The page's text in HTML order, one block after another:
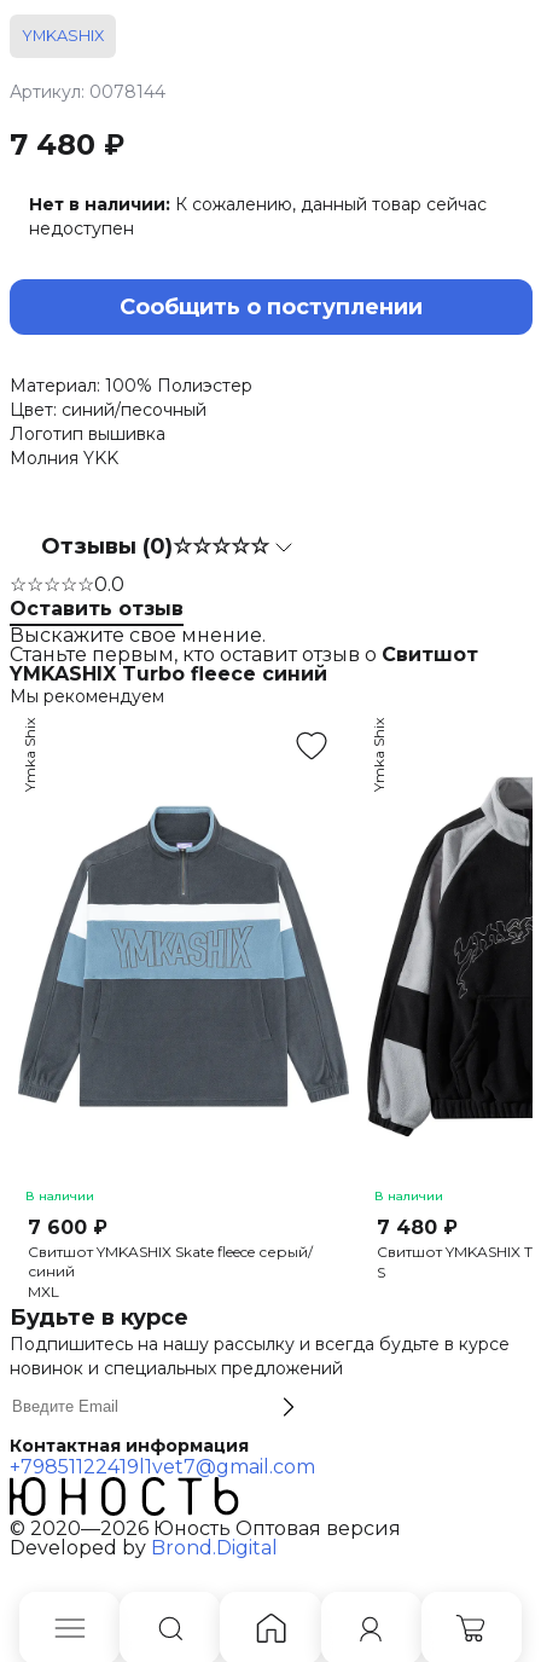
YMKASHIX
Артикул: 0078144
7 480 ₽
Нет в наличии: К сожалению, данный товар сейчас
недоступен
Сообщить о поступлении
Материал: 100% Полиэстер
Цвет: синий/песочный
Логотип вышивка
Молния YKK
Отзывы (0)☆☆☆☆☆
☆☆☆☆☆0.0
Оставить отзыв
Выскажите свое мнение.
Станьте первым, кто оставит отзыв о Свитшот
YMKASHIX Turbo fleece синий
Мы рекомендуем
В наличии
Ymka Shix
7 600 ₽
Свитшот YMKASHIX Skate fleece серый/
синий
MXL
В наличии
Ymka Shix
7 480 ₽
Свитшот YMKASHIX
S
Будьте в курсе
Подпишитесь на нашу рассылку и всегда будьте в курсе
новинок и специальных предложений
Контактная информация
+79851122419 l1vet7@gmail.com
© 2020—2026 Юность Оптовая версия
Developed by Brond.Digital